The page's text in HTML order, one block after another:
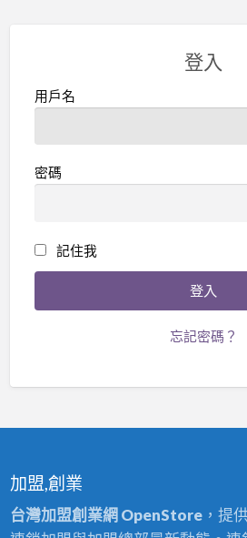
登入
用戶名
密碼
記住我
忘記密碼？
加盟,創業
台灣加盟創業網 OpenStore，提